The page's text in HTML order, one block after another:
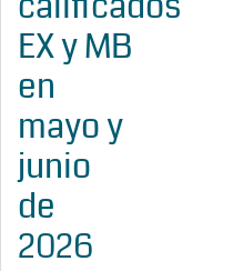
EX y MB
en
mayo y
junio
de
2026